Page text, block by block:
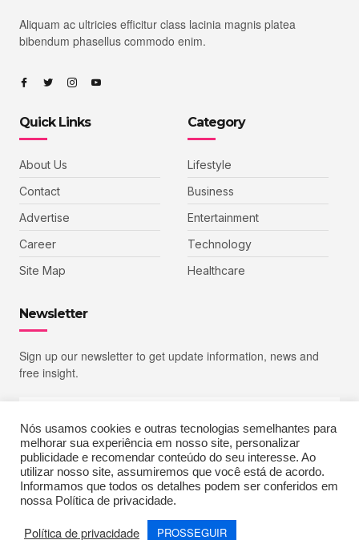
Aliquam ac ultricies efficitur class lacinia magnis platea
bibendum phasellus commodo enim.
Quick Links
About Us
Contact
Advertise
Career
Site Map
Category
Lifestyle
Business
Entertainment
Technology
Healthcare
Newsletter
Sign up our newsletter to get update information, news and
free insight.
SIGN UP
Copyright © 2023 Echoiz, All rights reserved. Powered by MoxCreative
Nós usamos cookies e outras tecnologias semelhantes para
melhorar sua experiência em nosso site, personalizar
publicidade e recomendar conteúdo do seu interesse. Ao
utilizar nosso site, assumiremos que você está de acordo.
Informamos que todos os detalhes podem ser conferidos em
nossa Política de privacidade.
Política de privacidade PROSSEGUIR